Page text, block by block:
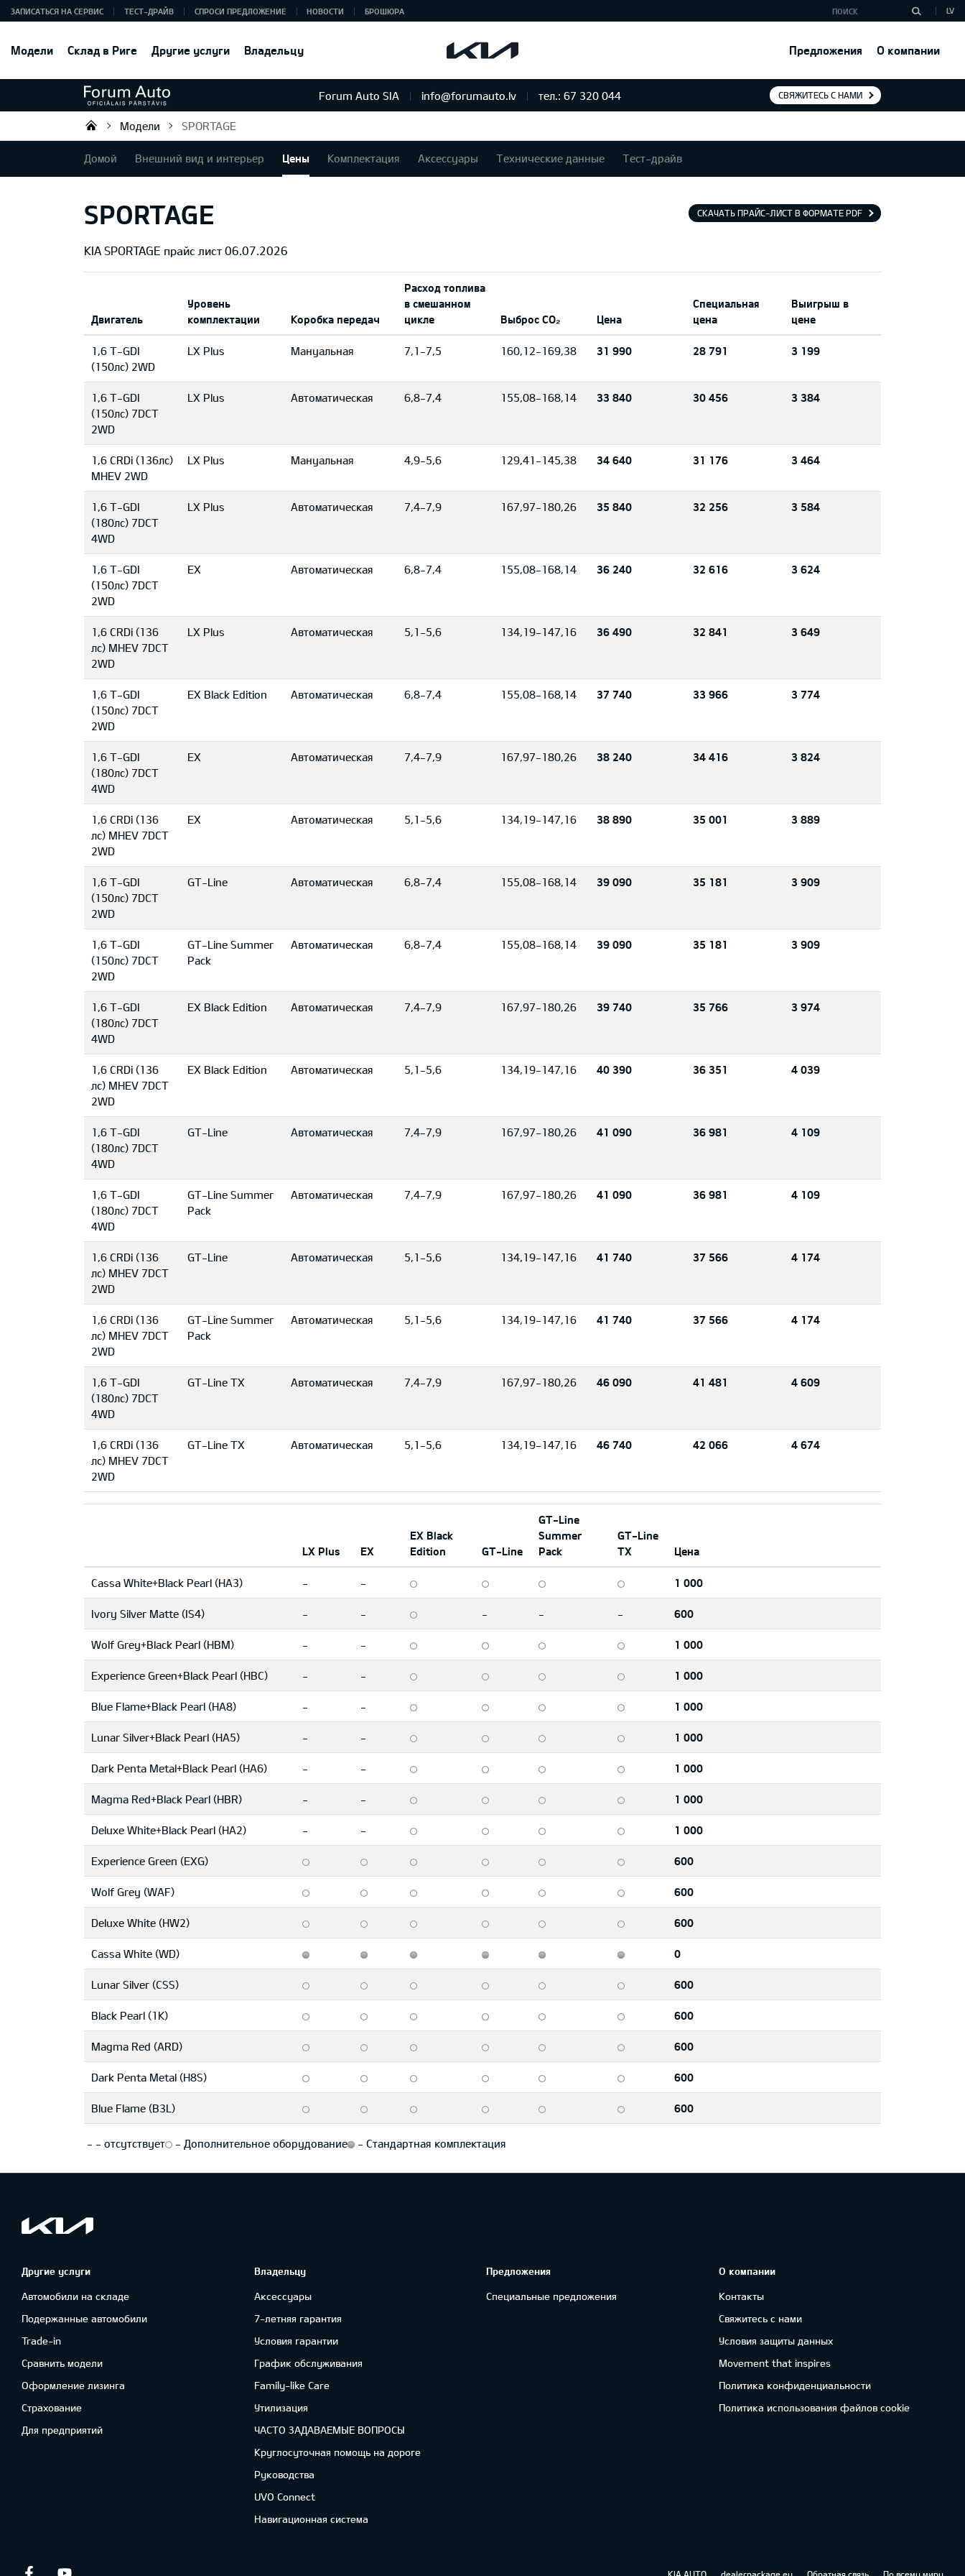
Модели Склад в Риге Другие услуги Владельцу Предложения О компании
ЗАПИСАТЬСЯ НА СЕРВИС ТЕСТ-ДРАЙВ СПРОСИ ПРЕДЛОЖЕНИЕ НОВОСТИ БРОШЮРА LV
Forum Auto SIA info@forumauto.lv тел.: 67 320 044 СВЯЖИТЕСЬ С НАМИ
Forum Auto SIA
Модели SPORTAGE
Домой Внешний вид и интерьер Цены Комплектация Аксессуары Технические данные Тест-драйв
СКАЧАТЬ ПРАЙС-ЛИСТ В ФОРМАТЕ PDF
SPORTAGE
KIA SPORTAGE прайс лист 06.07.2026
Двигатель
Уровень
комплектации
Коробка передач
Расход топлива
в смешанном
цикле
Выброс CO₂ Цена
Специальная
цена
Выигрыш в
цене
1,6 T-GDI
(150лс) 2WD
LX Plus Mануальная 7,1-7,5 160,12-169,38 31 990 28 791 3 199
1,6 T-GDI
(150лс) 7DCT
2WD
LX Plus Автоматическая 6,8-7,4 155,08-168,14 33 840 30 456 3 384
1,6 CRDi (136лс)
MHEV 2WD
LX Plus Mануальная 4,9-5,6 129,41-145,38 34 640 31 176 3 464
1,6 T-GDI
(180лс) 7DCT
4WD
LX Plus Автоматическая 7,4-7,9 167,97-180,26 35 840 32 256 3 584
1,6 T-GDI
(150лс) 7DCT
2WD
EX Автоматическая 6,8-7,4 155,08-168,14 36 240 32 616 3 624
1,6 CRDi (136
лс) MHEV 7DCT
2WD
LX Plus Автоматическая 5,1-5,6 134,19-147,16 36 490 32 841 3 649
1,6 T-GDI
(150лс) 7DCT
2WD
EX Black Edition Автоматическая 6,8-7,4 155,08-168,14 37 740 33 966 3 774
1,6 T-GDI
(180лс) 7DCT
4WD
EX Автоматическая 7,4-7,9 167,97-180,26 38 240 34 416 3 824
1,6 CRDi (136
лс) MHEV 7DCT
2WD
EX Автоматическая 5,1-5,6 134,19-147,16 38 890 35 001 3 889
1,6 T-GDI
(150лс) 7DCT
2WD
GT-Line Автоматическая 6,8-7,4 155,08-168,14 39 090 35 181 3 909
1,6 T-GDI
(150лс) 7DCT
2WD
GT-Line Summer
Pack
Автоматическая 6,8-7,4 155,08-168,14 39 090 35 181 3 909
1,6 T-GDI
(180лс) 7DCT
4WD
EX Black Edition Автоматическая 7,4-7,9 167,97-180,26 39 740 35 766 3 974
1,6 CRDi (136
лс) MHEV 7DCT
2WD
EX Black Edition Автоматическая 5,1-5,6 134,19-147,16 40 390 36 351 4 039
1,6 T-GDI
(180лс) 7DCT
4WD
GT-Line Автоматическая 7,4-7,9 167,97-180,26 41 090 36 981 4 109
1,6 T-GDI
(180лс) 7DCT
4WD
GT-Line Summer
Pack
Автоматическая 7,4-7,9 167,97-180,26 41 090 36 981 4 109
1,6 CRDi (136
лс) MHEV 7DCT
2WD
GT-Line Автоматическая 5,1-5,6 134,19-147,16 41 740 37 566 4 174
1,6 CRDi (136
лс) MHEV 7DCT
2WD
GT-Line Summer
Pack
Автоматическая 5,1-5,6 134,19-147,16 41 740 37 566 4 174
1,6 T-GDI
(180лс) 7DCT
4WD
GT-Line TX Автоматическая 7,4-7,9 167,97-180,26 46 090 41 481 4 609
1,6 CRDi (136
лс) MHEV 7DCT
2WD
GT-Line TX Автоматическая 5,1-5,6 134,19-147,16 46 740 42 066 4 674
LX Plus EX
EX Black
Edition
GT-Line
GT-Line
Summer
Pack
GT-Line
TX
Цена
Cassa White+Black Pearl (HA3) - - 1 000
Ivory Silver Matte (IS4) - - - - - 600
Wolf Grey+Black Pearl (HBM) - - 1 000
Experience Green+Black Pearl (HBC) - - 1 000
Blue Flame+Black Pearl (HA8) - - 1 000
Lunar Silver+Black Pearl (HA5) - - 1 000
Dark Penta Metal+Black Pearl (HA6) - - 1 000
Magma Red+Black Pearl (HBR) - - 1 000
Deluxe White+Black Pearl (HA2) - - 1 000
Experience Green (EXG) 600
Wolf Grey (WAF) 600
Deluxe White (HW2) 600
Cassa White (WD) 0
Lunar Silver (CSS) 600
Black Pearl (1K) 600
Magma Red (ARD) 600
Dark Penta Metal (H8S) 600
Blue Flame (B3L) 600
- - отсутствует - Дополнительное оборудование - Стандартная комплектация
Другие услуги
Автомобили на складе
Подержанные автомобили
Trade-in
Сравнить модели
Oформлениe лизинга
Cтрахование
Для предприятий
Владельцу
Аксессуары
7-летняя гарантия
Условия гарантии
График обслуживания
Family-like Care
Утилизация
ЧАСТО ЗАДАВАЕМЫЕ ВОПРОСЫ
Круглосуточная помощь на дороге
Руководства
UVO Connect
Навигационная система
Предложения
Специальные предложения
О компании
Контакты
Свяжитесь с нами
Условия защиты данных
Movement that inspires
Политика конфиденциальности
Политика использования файлов cookie
Facebook KIA AUTO dealerpackage.eu Обратная связь По всему миру